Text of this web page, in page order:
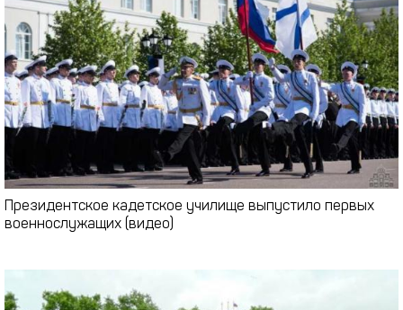
Президентское кадетское училище выпустило первых
военнослужащих (видео)